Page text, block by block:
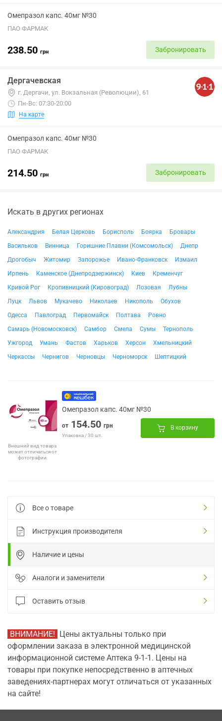
Омепразол капс. 40мг №30
ПАО ФАРМАК
238.50 грн Забронировать
Дергачевская
г. Дергачи, ул. Вокзальная (Революции), 61
Пн-Вс: 07:30-20:00
На карте
Омепразол капс. 40мг №30
ПАО ФАРМАК
214.50 грн Забронировать
Искать в других регионах
Александрия Белая Церковь Борисполь Боярка
Бровары
Васильков
Винница Горишние Плавни (Комсомольск)
Днепр
Дрогобыч
Житомир Запорожье Ивано-Франковск
Измаил
Ирпень
Каменское (Днепродзержинск) Киев
Кременчуг
Кривой Рог
Кропивницкий (Кировоград) Лозовая
Лубны
Луцк
Львов Мукачево Николаев Никополь
Обухов
Одесса
Павлоград Первомайск Полтава
Ровно
Самарь (Новомосковск)
Самбор Смела Сумы
Тернополь
Ужгород
Умань Фастов Харьков Херсон
Хмельницкий
Черкассы
Чернигов Черновцы Черноморск Шептицкий
Внешний вид товара
может отличаться от
фотографии
Омепразол капс. 40мг №30
от 154.50 грн
Упаковка / 30 шт.
В корзину
Все о товаре
Инструкция производителя
Наличие и цены
Аналоги и заменители
Оставить отзыв
ВНИМАНИЕ! Цены актуальны только при
оформлении заказа в электронной медицинской
информационной системе Аптека 9-1-1. Цены на
товары при покупке непосредственно в аптечных
заведениях-партнерах могут отличаться от указанных
на сайте!